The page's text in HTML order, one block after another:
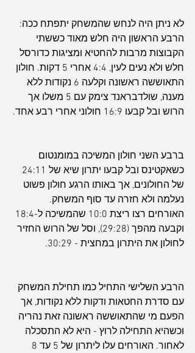
לא ניתן היה לנחש שהמשחק יתפתח ככה:
הרבע הראשון היה חלש מאוד כששתי
הקבוצות מרבות להחטיא ומציגות כדורסל
חלש ולא נעים לעין, 4:4 אחרי 5 דקות. חולון
התאוששה ראשונה וקלעה 6 נקודות ללא
מענה, שולדבראנד צימק עם 5 משלו אך
הרוש ובל קבעו 16:9 חולוני אחרי רבע אחד.
ברבע השני חולון המשיכה במומנטום
של החולונים, אך באותו הרגע חולון פשוט
נעלמה ולא חזרה עד סוף המשחק.
וקבעה מהפך (29:28), וסל של הרוש החזיר
לחולון את היתרון במחצית - 30:29.
הרבע השלישי התחיל כמו תחילת המשחק
עם סדרת החטאות ודקות ללא נקודות, אך
הפעם מי שהתאוששה ראשונה זאת נהריה
וכשהיא התחילה לרוץ - היא לא התסכלה